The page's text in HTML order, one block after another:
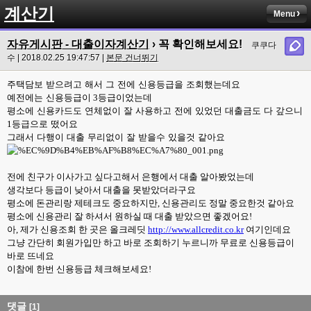
계산기 Menu
자유게시판 - 대출이자계산기 › 꼭 확인해보세요!
쿠쿠다
수 | 2018.02.25 19:47:57 | 본문 건너뛰기
주택담보 받으려고 해서 그 전에 신용등급을 조회했는데요
예전에는 신용등급이 3등급이었는데
평소에 신용카드도 연체없이 잘 사용하고 전에 있었던 대출금도 다 갚으니
1등급으로 떴어요
그래서 다행이 대출 무리없이 잘 받을수 있을것 같아요
전에 친구가 이사가고 싶다고해서 은행에서 대출 알아봤었는데
생각보다 등급이 낮아서 대출을 못받았더라구요
평소에 돈관리랑 제테크도 중요하지만, 신용관리도 정말 중요한것 같아요
평소에 신용관리 잘 하셔서 원하실 때 대출 받았으면 좋겠어요!
아, 제가 신용조회 한 곳은 올크레딧 http://www.allcredit.co.kr여기인데요
그냥 간단히 회원가입만 하고 바로 조회하기 누르니까 무료로 신용등급이
바로 뜨네요
이참에 한번 신용등급 체크해보세요!
댓글 [1]